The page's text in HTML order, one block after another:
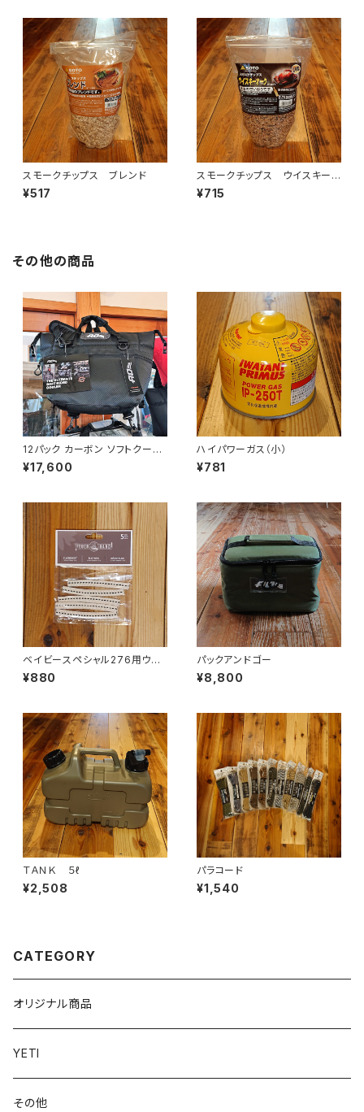
スモークチップス ブレンド
¥517
スモークチップス ウイスキーオ
ーク
¥715
その他の商品
12パック カーボン ソフトクーラ
ー
¥17,600
ハイパワーガス（小）
¥781
ベイビースペシャル276用ウィッ
ク 5本ｾｯﾄ
¥880
パックアンドゴー
¥8,800
ＴＡＮＫ ５ℓ
¥2,508
パラコード
¥1,540
CATEGORY
オリジナル商品
YETI
その他